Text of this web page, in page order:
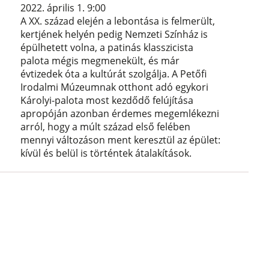
2022. április 1. 9:00
A XX. század elején a lebontása is felmerült,
kertjének helyén pedig Nemzeti Színház is
épülhetett volna, a patinás klasszicista
palota mégis megmenekült, és már
évtizedek óta a kultúrát szolgálja. A Petőfi
Irodalmi Múzeumnak otthont adó egykori
Károlyi-palota most kezdődő felújítása
apropóján azonban érdemes megemlékezni
arról, hogy a múlt század első felében
mennyi változáson ment keresztül az épület:
kívül és belül is történtek átalakítások.